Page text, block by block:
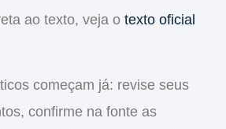
ao texto, veja o texto oficial
começam já: revise seus
confirme na fonte as